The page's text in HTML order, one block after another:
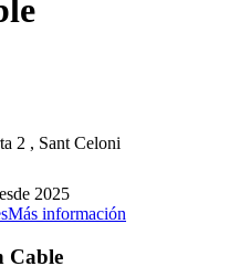
2 , Sant Celoni
2025
Más información
Cable